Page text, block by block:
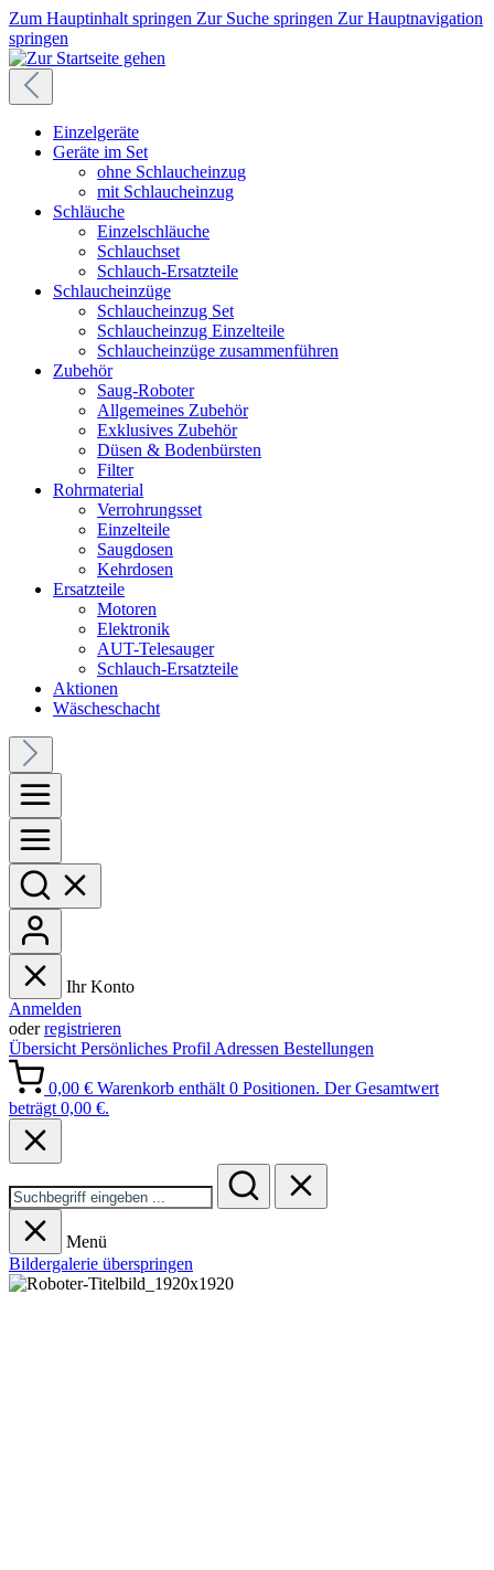
Zum Hauptinhalt springen Zur Suche springen Zur Hauptnavigation
springen
Einzelgeräte
Geräte im Set
ohne Schlaucheinzug
mit Schlaucheinzug
Schläuche
Einzelschläuche
Schlauchset
Schlauch-Ersatzteile
Schlaucheinzüge
Schlaucheinzug Set
Schlaucheinzug Einzelteile
Schlaucheinzüge zusammenführen
Zubehör
Saug-Roboter
Allgemeines Zubehör
Exklusives Zubehör
Düsen & Bodenbürsten
Filter
Rohrmaterial
Verrohrungsset
Einzelteile
Saugdosen
Kehrdosen
Ersatzteile
Motoren
Elektronik
AUT-Telesauger
Schlauch-Ersatzteile
Aktionen
Wäscheschacht
Ihr Konto
Anmelden
oderregistrieren
Übersicht Persönliches Profil Adressen Bestellungen
0,00 € Warenkorb enthält 0 Positionen. Der Gesamtwert
beträgt 0,00 €.
Menü
Bildergalerie überspringen